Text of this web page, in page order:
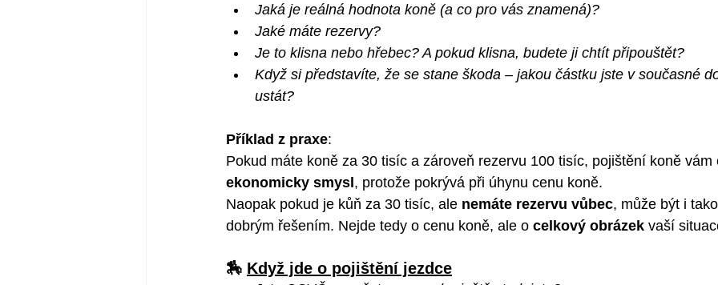
Jaká je reálná hodnota koně (a co pro vás znamená)?
Jaké máte rezervy?
Je to klisna nebo hřebec? A pokud klisna, budete ji chtít připouštět?
Když si představíte, že se stane škoda – jakou částku jste v současné
ustát?
Příklad z praxe:
Pokud máte koně za 30 tisíc a zároveň rezervu 100 tisíc, pojištění koně
ekonomicky smysl, protože pokrývá při úhynu cenu koně.
Naopak pokud je kůň za 30 tisíc, ale nemáte rezervu vůbec, může být i
dobrým řešením. Nejde tedy o cenu koně, ale o celkový obrázek vaší
🏇 Když jde o pojištění jezdce